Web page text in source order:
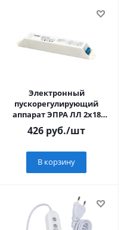
Электронный
пускорегулирующий
аппарат ЭПРА ЛЛ 2х18
встраиваемый
426 руб./шт
В корзину